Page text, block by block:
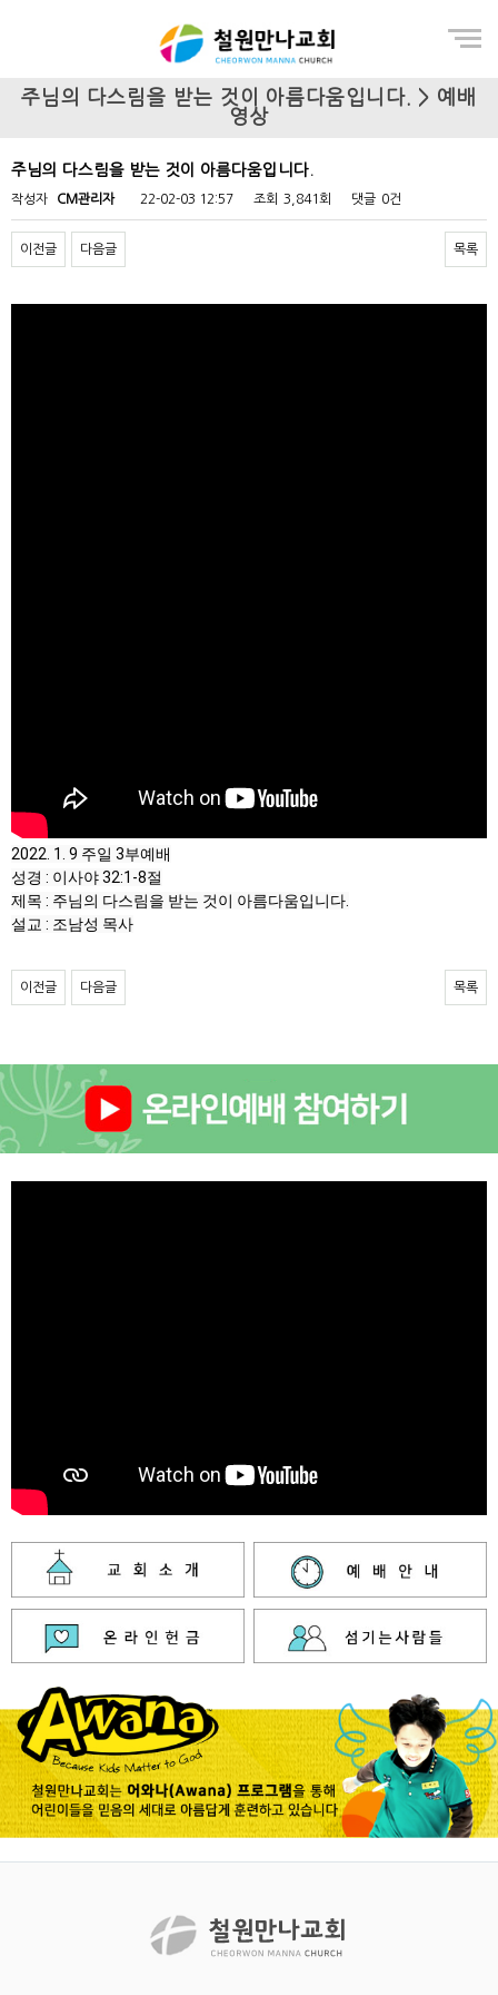
주님의 다스림을 받는 것이 아름다움입니다. > 예배
영상
주님의 다스림을 받는 것이 아름다움입니다.
작성자 CM관리자 22-02-03 12:57 조회 3,841회 댓글 0건
이전글 다음글 목록
2022. 1. 9 주일 3부예배
성경 : 이사야 32:1-8절
제목 : 주님의 다스림을 받는 것이 아름다움입니다.
설교 : 조남성 목사
이전글 다음글 목록